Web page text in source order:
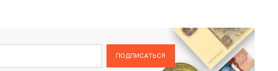
ПОДПИСАТЬСЯ